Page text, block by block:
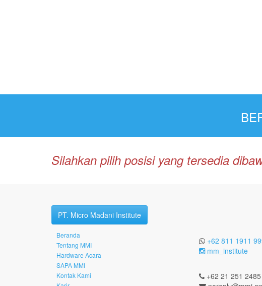
Silahkan pilih posisi yang tersedia
PT. Micro Madani Institute
Beranda
Tentang MMI
Hardware Acara
SAPA MMI
Kontak Kami
+62 811 1911
mm_institute
+62 21 251